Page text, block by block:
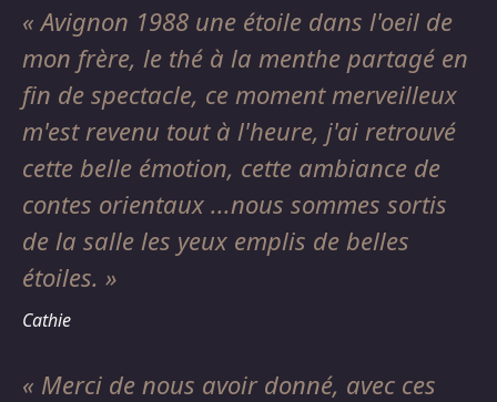
Avignon 1988 une étoile dans l'oeil de
mon frère, le thé à la menthe partagé en
fin de spectacle, ce moment merveilleux
m'est revenu tout à l'heure, j'ai retrouvé
cette belle émotion, cette ambiance de
contes orientaux ...nous sommes sortis
de la salle les yeux emplis de belles
étoiles.
Cathie
Merci de nous avoir donné, avec ces